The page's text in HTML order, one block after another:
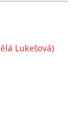
Lukešová)